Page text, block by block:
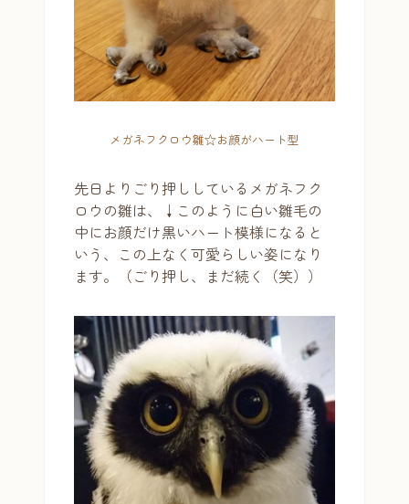
メガネフクロウ雛☆お顔がハート型
先日よりごり押ししているメガネフク
ロウの雛は、↓このように白い雛毛の
中にお顔だけ黒いハート模様になると
いう、この上なく可愛らしい姿になり
ます。（ごり押し、まだ続く（笑））